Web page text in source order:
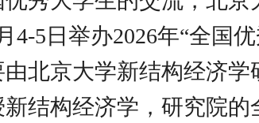
4-5日举办2026年“全国
北京大学新结构经济学
结构经济学，研究院的